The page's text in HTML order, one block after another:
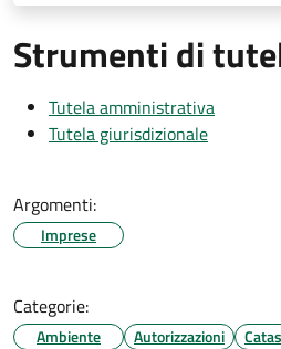
Strumenti di
Tutela amministrativa
Tutela giurisdizionale
Argomenti:
Imprese
Categorie:
Ambiente Autorizzazioni